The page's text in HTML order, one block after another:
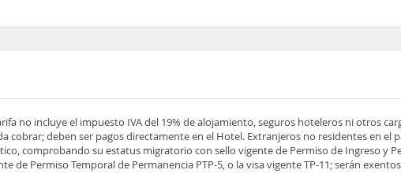
no incluye el impuesto IVA del 19% de alojamiento, seguros hoteleros ni otros
cobrar; deben ser pagos directamente en el Hotel. Extranjeros no residentes en el
comprobando su estatus migratorio con sello vigente de Permiso de Ingreso y
de Permiso Temporal de Permanencia PTP-5, o la visa vigente TP-11; serán